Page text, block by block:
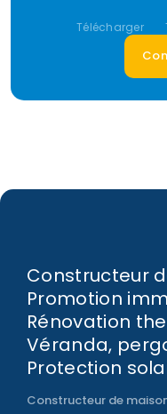
Télécharger
Constructeur
Promotion
Rénovation
Véranda,
Protection
Constructeur de